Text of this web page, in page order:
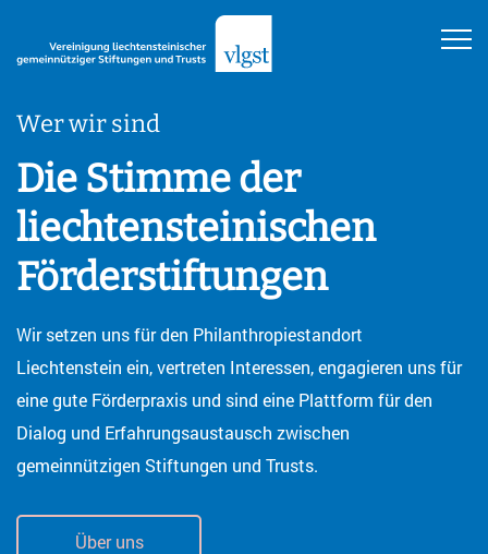
Wer wir sind
Die Stimme der
liechtensteinischen
Förderstiftungen
Wir setzen uns für den Philanthropiestandort
Liechtenstein ein, vertreten Interessen, engagieren uns für
eine gute Förderpraxis und sind eine Plattform für den
Dialog und Erfahrungsaustausch zwischen
gemeinnützigen Stiftungen und Trusts.
Über uns